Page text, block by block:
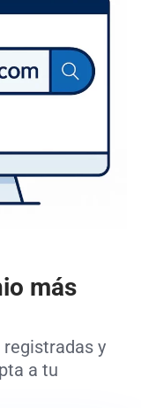
más
y
a tu